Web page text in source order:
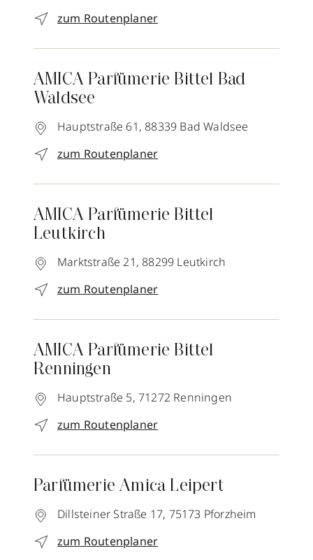
zum Routenplaner
AMICA Parfümerie Bittel Bad
Waldsee
Hauptstraße 61, 88339 Bad Waldsee
zum Routenplaner
AMICA Parfümerie Bittel
Leutkirch
Marktstraße 21, 88299 Leutkirch
zum Routenplaner
AMICA Parfümerie Bittel
Renningen
Hauptstraße 5, 71272 Renningen
zum Routenplaner
Parfümerie Amica Leipert
Dillsteiner Straße 17, 75173 Pforzheim
zum Routenplaner